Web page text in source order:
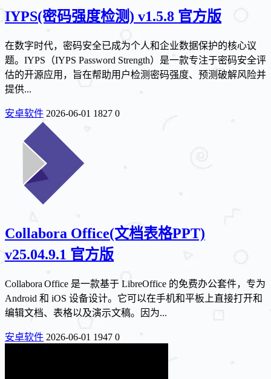
IYPS(密码强度检测) v1.5.8 官方版
在数字时代，密码安全已成为个人和企业数据保护的核心议
题。IYPS（IYPS Password Strength）是一款专注于密码安全评
估的开源应用，旨在帮助用户检测密码强度、预测破解风险并
提供...
安卓软件 2026-06-01 1827 0
Collabora Office(文档表格PPT)
v25.04.9.1 官方版
Collabora Office 是一款基于 LibreOffice 的免费办公套件，专为
Android 和 iOS 设备设计。它可以在手机和平板上直接打开和
编辑文档、表格以及演示文稿。因为...
安卓软件 2026-06-01 1947 0